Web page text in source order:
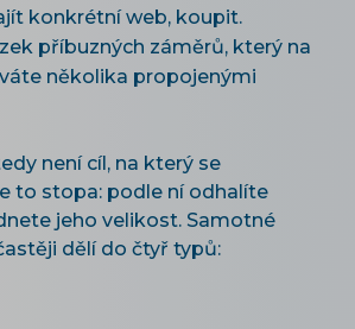
konkrétní web, koupit.
příbuzných záměrů, který na
několika propojenými
není cíl, na který se
to stopa: podle ní odhalíte
jeho velikost. Samotné
dělí do čtyř typů: